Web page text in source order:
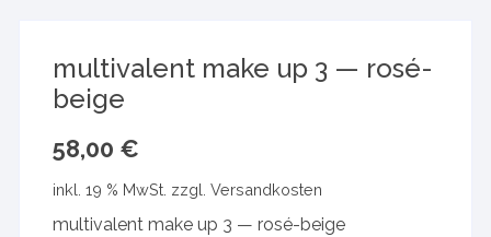
multivalent make up 3 — rosé-
beige
58,00 €
inkl. 19 % MwSt. zzgl.Versandkosten
multivalent make up 3 — rosé-beige